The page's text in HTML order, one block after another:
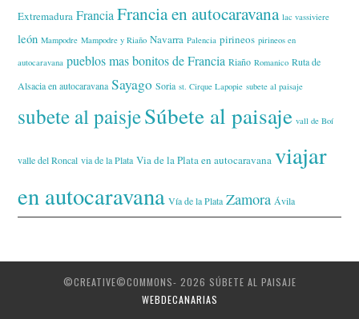
Extremadura Francia Francia en autocaravana lac vassiviere
león Mampodre Mampodre y Riaño Navarra Palencia pirineos pirineos en
autocaravana pueblos mas bonitos de Francia Riaño Romanico Ruta de
Alsacia en autocaravana Sayago Soria st. Cirque Lapopie subete al paisaje
subete al paisjeSúbete al paisaje vall de Boí
valle del Roncal via de la Plata Via de la Plata en autocaravana viajar
en autocaravana Vía de la Plata Zamora Ávila
©CREATIVE©COMMONS- 2026 SÚBETE AL PAISAJE
WEBDECANARIAS